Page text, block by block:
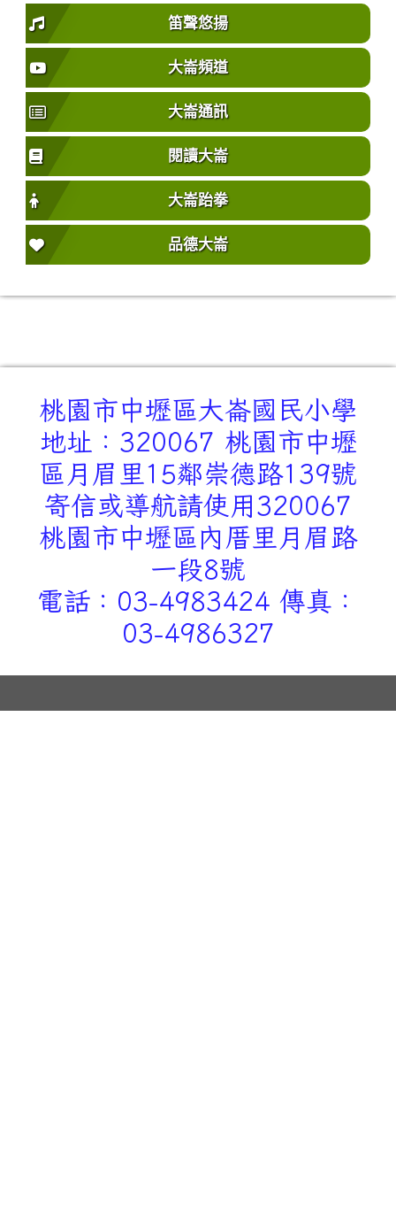
笛聲悠揚
大崙頻道
大崙通訊
閱讀大崙
大崙跆拳
品德大崙
桃園市中壢區大崙國民小學
地址：320067 桃園市中壢
區月眉里15鄰崇德路139號
寄信或導航請使用320067
桃園市中壢區內厝里月眉路
一段8號
電話：03-4983424 傳真：
03-4986327